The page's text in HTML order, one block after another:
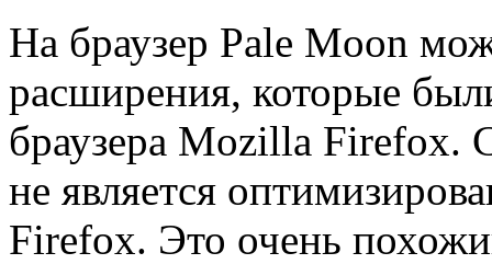
На браузер Pale Moon
расширения, которые
браузера Mozilla Firefox.
не является
Firefox. Это очень